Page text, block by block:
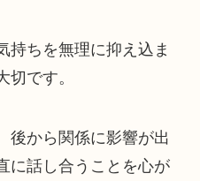
持ちを無理に抑え込ま
です。
後から関係に影響が出
に話し合うことを心が